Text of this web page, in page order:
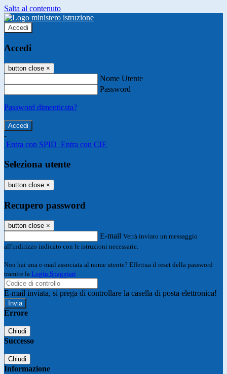
Salta al contenuto
Accedi
Accedi
button close ×
Nome Utente
Password
Password dimenticata?
-
Entra con SPID Entra con CIE
Seleziona utente
button close ×
Recupero password
button close ×
E-mail Verrà inviato un messaggio
all'indirizzo indicato con le istruzioni necessarie.
Non hai una e-mail associata al nome utente? Effettua il reset della password
tramite la Login Spaggiari
E-mail inviata, si prega di controllare la casella di posta elettronica!
Errore
Chiudi
Successo
Chiudi
Informazione